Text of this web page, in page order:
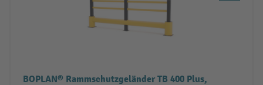
BOPLAN® Rammschutzgeländer TB 400 Plus,